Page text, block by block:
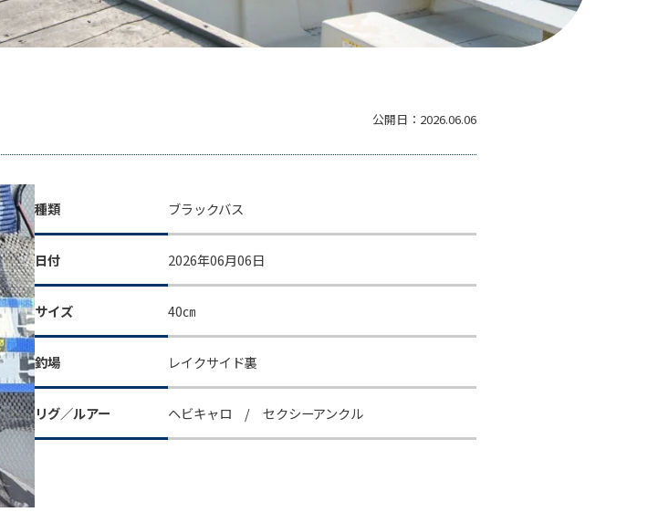
公開日： 2026.06.06
種類 ブラックバス
日付 2026年06月06日
サイズ 40㎝
釣場 レイクサイド裏
リグ／ルアー ヘビキャロ / セクシーアンクル